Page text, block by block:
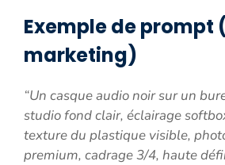
Exemple de prompt
marketing)
“Un casque audio noir sur un
studio fond clair, éclairage
texture du plastique visible,
premium, cadrage 3/4, haute